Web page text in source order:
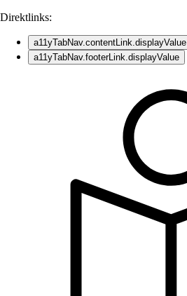
Direktlinks:
a11yTabNav.contentLink.displayValue
a11yTabNav.footerLink.displayValue